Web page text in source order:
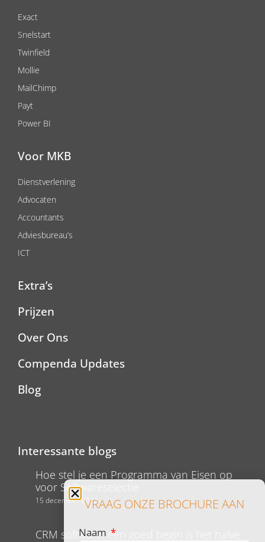
Exact
Snelstart
Twinfield
Mollie
MailChimp
Payt
Power BI
Voor MKB
Dienstverlening
Advocaten
Accountants
Adviesbureau’s
ICT
Extra’s
Prijzen
Over Ons
Compenda Updates
Blog
Interessante blogs
Hoe stel je een Programma van Eisen op
voor Softwareselectie
15 december 2023
CRM software: een goed begin is het halve
VRAAG ONZE BROCHURE AAN
Naam